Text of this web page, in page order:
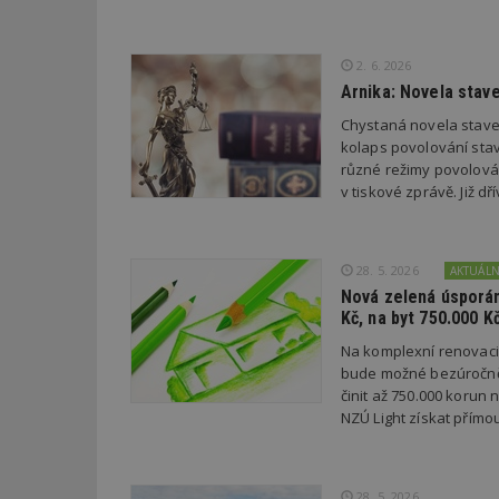
2. 6. 2026
Arnika: Novela
Chystaná novela
kolaps povolování
různé režimy
v tiskové zprávě. Již
28. 5. 2026
Nová zelená
Kč, na byt 750.000
Na komplexní
bude možné
činit až 750.000 korun
NZÚ Light získat
Název
Doména
_gid
Google
LLC
.estav.cz
_ga
Google
Název
CMID
TDID
test_cookie
Název
mobile
sssp_session
tu
Gdyn
c
cct
_hjSession_170189
Gtest
C
bm2uu
ibbid